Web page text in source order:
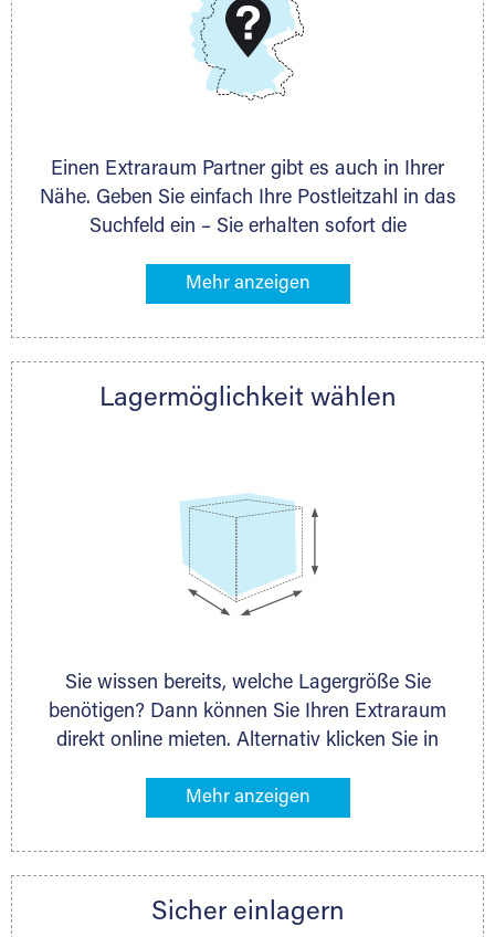
www.dmg-ag.com
Einen Extraraum Partner gibt es auch in Ihrer
Nähe. Geben Sie einfach Ihre Postleitzahl in das
Suchfeld ein – Sie erhalten sofort die
Lagermöglichkeiten in Ihrer Nähe. An zahlreichen
direkt online mieten. Gibt es Extraraum noch
nächstgelegenen Partner und besprechen alles
Lagermöglichkeit wählen
Sie wissen bereits, welche Lagergröße Sie
benötigen? Dann können Sie Ihren Extraraum
direkt online mieten. Alternativ klicken Sie in
Gegenstände an, die Sie einlagern möchten –
ermittelt. Natürlich steht Ihnen Ihr Extraraum
persönlich hinsichtlich Lagervolumen und zu
Sicher einlagern